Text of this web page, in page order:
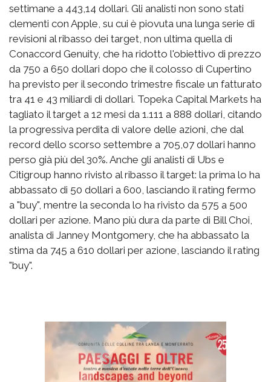
settimane a 443,14 dollari. Gli analisti non sono stati
clementi con Apple, su cui è piovuta una lunga serie di
revisioni al ribasso dei target, non ultima quella di
Conaccord Genuity, che ha ridotto l'obiettivo di prezzo
da 750 a 650 dollari dopo che il colosso di Cupertino
ha previsto per il secondo trimestre fiscale un fatturato
tra 41 e 43 miliardi di dollari. Topeka Capital Markets ha
tagliato il target a 12 mesi da 1.111 a 888 dollari, citando
la progressiva perdita di valore delle azioni, che dal
record dello scorso settembre a 705,07 dollari hanno
perso già più del 30%. Anche gli analisti di Ubs e
Citigroup hanno rivisto al ribasso il target: la prima lo ha
abbassato di 50 dollari a 600, lasciando il rating fermo
a "buy", mentre la seconda lo ha rivisto da 575 a 500
dollari per azione. Mano più dura da parte di Bill Choi,
analista di Janney Montgomery, che ha abbassato la
stima da 745 a 610 dollari per azione, lasciando il rating
"buy".